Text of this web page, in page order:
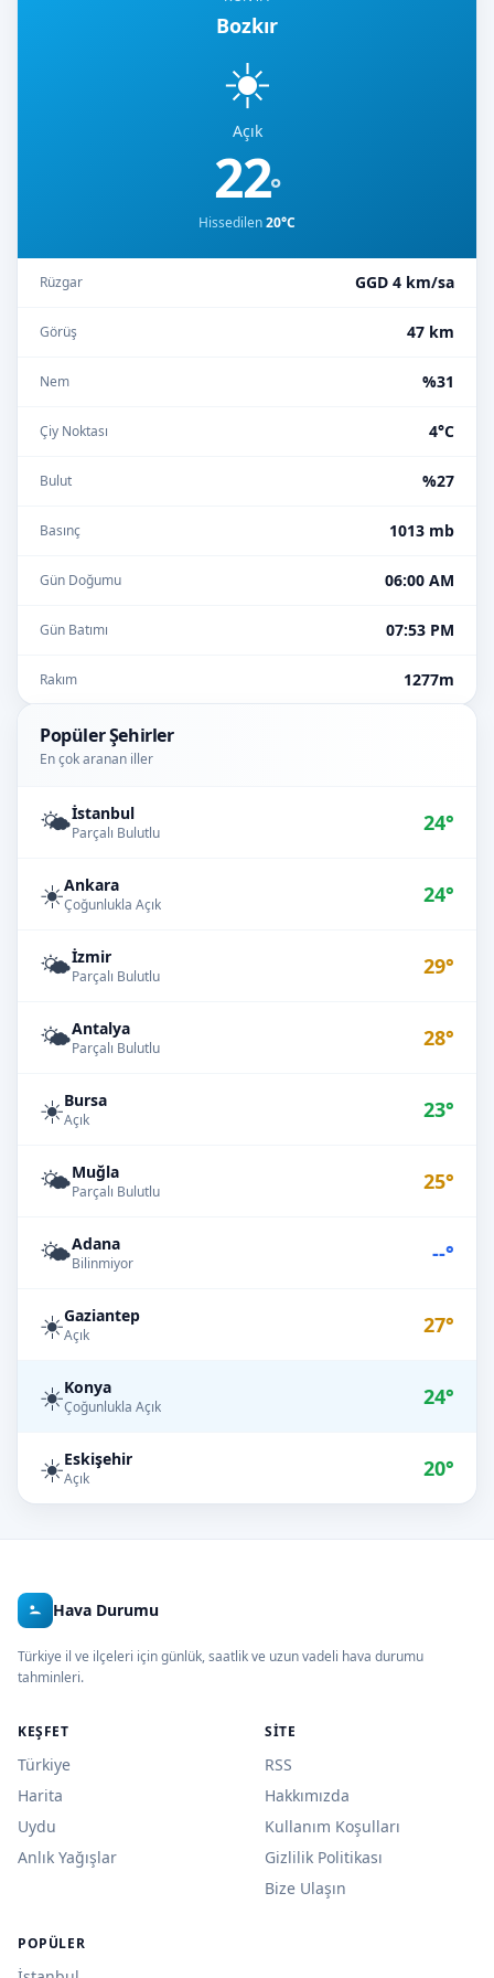
Bozkır
☀️
Açık
22°
Hissedilen20°C
Rüzgar GGD 4 km/sa
Görüş 47 km
Nem %31
Çiy Noktası 4°C
Bulut %27
Basınç 1013 mb
Gün Doğumu 06:00 AM
Gün Batımı 07:53 PM
Rakım 1277m
Popüler Şehirler
En çok aranan iller
🌤️İstanbul
Parçalı Bulutlu 24°
☀️Ankara
Çoğunlukla Açık 24°
🌤️İzmir
Parçalı Bulutlu 29°
🌤️Antalya
Parçalı Bulutlu 28°
☀️Bursa
Açık 23°
🌤️Muğla
Parçalı Bulutlu 25°
🌤️Adana
Bilinmiyor --°
☀️Gaziantep
Açık 27°
☀️Konya
Çoğunlukla Açık 24°
☀️Eskişehir
Açık 20°
Hava Durumu
Türkiye il ve ilçeleri için günlük, saatlik ve uzun vadeli hava durumu
tahminleri.
KEŞFET
Türkiye
Harita
Uydu
Anlık Yağışlar
SITE
RSS
Hakkımızda
Kullanım Koşulları
Gizlilik Politikası
Bize Ulaşın
POPÜLER